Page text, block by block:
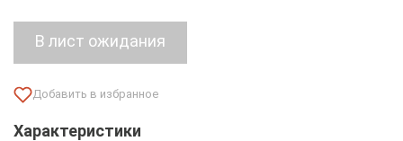
Характеристики